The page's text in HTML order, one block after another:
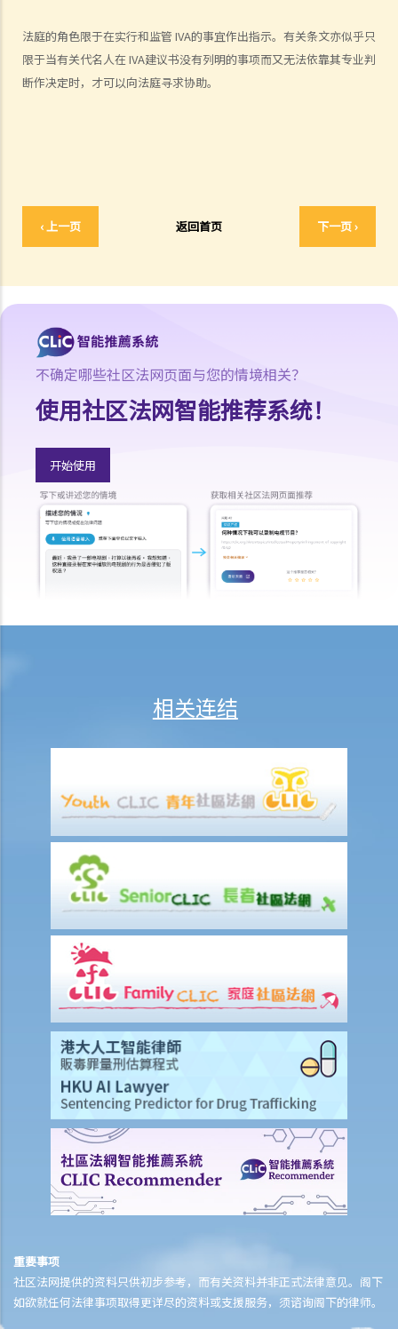
法庭的角色限于在实行和监管 IVA的事宜作出指示。有关条文亦似乎只
限于当有关代名人在 IVA建议书没有列明的事项而又无法依靠其专业判
断作决定时，才可以向法庭寻求协助。
‹ 上一页 返回首页 下一页 ›
3.我是某公司的债权人，而该公司拒绝偿付债务。我亦有理据相信该公
司的资产受危害并正在被耗散。本人知道可以提出清盘呈请，但清盘程
F. 自动清盘
1. 本公司有重大负债并无法继续经营或付清债务，我们可如何将公司结
2. 自动清盘之影响
G. 法庭颁布清盘令之理由
H. 颁布清盘令之影响
1. 颁布清盘令（对公司现正面对的法律诉讼、拖欠公司款项的债务人或
协助进行清盘程序的清盘人）之影响
针对本人的诉讼会自动终止？
2. 我拖欠某公司大笔款额，而该公司刚被清盘，我是否毋须还债？
3. 清盘程序中，清盘人有哪些权力？
4. 《公司 (清盘及杂项条文)条例》第286B条赋予法庭甚么权力？
2. 颁布清盘令（对公司的债权人或雇员）之影响
清盘人否认该公司欠付本人若干款项。我能否提出上诉？
3. 颁布清盘令（对公司的股东或董事）之影响
1. 我是某公司的股东，而该公司已遭颁令清盘。我决定还清公司所有债
项，这样能否令公司「起死回生」？
2. 法庭颁布清盘令后，我（作为公司董事）要履行哪些与清盘程序有关
3. 我刚收到法庭指令，要为清盘案件出席一个公开讯问，身为董事的我
是否必须出席？聆讯如何进行？
4. 作为被清盘公司的董事，清盘程序会否对本人生活造成任何影响？
5. 我被雇主任命为公司董事，但公司一直被雇主掌管。该公司现遭清
盘，而我并无参与公司的经营与管理，我是否要为清盘而承担任何债
6. 本公司现有大额负债，若干债权人威胁提出清盘呈请，故此我将公司
所有资产转移给太太。两个月后对方提出清盘呈请，而法庭最终颁布清
盘令， 债权人能否向本人太太追讨公司资产？
7. 就上述问题而言，如本人于清盘诉讼开始前向某一位债权人付款，会
有甚么后果？
4. 资产派发的优先顺序
I. 清盘程序之结束
1. C先生能否在此阶段提出针对AZ公司的清盘呈请？
2. 收到还债要求书后，AZ公司并无回覆，C先生能否继而向法庭提交清
盘呈请书？
不确定哪些社区法网页面与您的情境相关？
使用社区法网智能推荐系统！
开始使用
相关连结
重要事项
社区法网提供的资料只供初步参考，而有关资料并非正式法律意见。阁下
如欲就任何法律事项取得更详尽的资料或支援服务，须谘询阁下的律师。